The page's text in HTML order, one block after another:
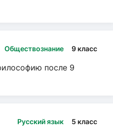
Обществознание 9 класс
после 9
Русский язык 5 класс